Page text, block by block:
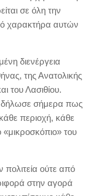
σε όλη την
χαρακτήρα αυτών
διενέργεια
της Ανατολικής
του Λασιθίου.
δήλωσε σήμερα πως
περιοχή, κάθε
«μικροσκόπιο» του
πολιτεία ούτε από
στην αγορά